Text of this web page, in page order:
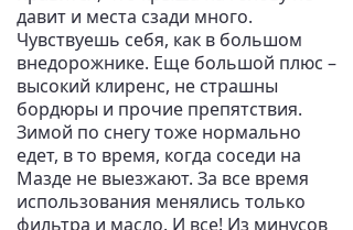
давит и места сзади много.
Чувствуешь себя, как в большом
внедорожнике. Еще большой плюс –
высокий клиренс, не страшны
бордюры и прочие препятствия.
Зимой по снегу тоже нормально
едет, в то время, когда соседи на
Мазде не выезжают. За все время
использования менялись только
фильтра и масло. И все! Из минусов